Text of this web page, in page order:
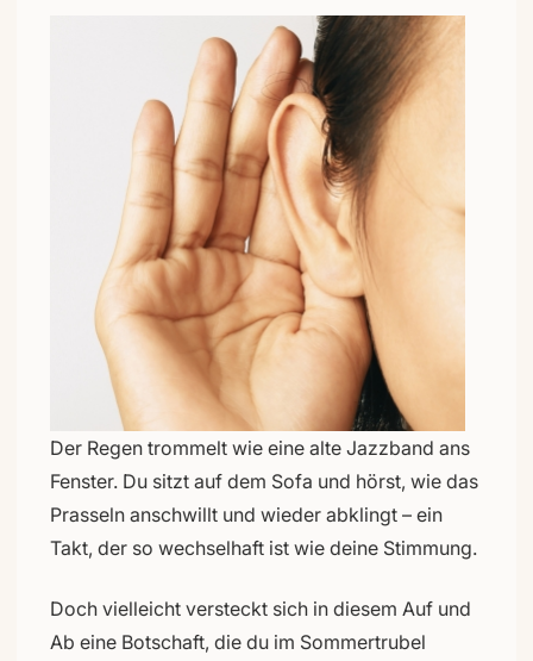
Der Regen trommelt wie eine alte Jazzband ans
Fenster. Du sitzt auf dem Sofa und hörst, wie das
Prasseln anschwillt und wieder abklingt – ein
Takt, der so wechselhaft ist wie deine Stimmung.
Doch vielleicht versteckt sich in diesem Auf und
Ab eine Botschaft, die du im Sommertrubel